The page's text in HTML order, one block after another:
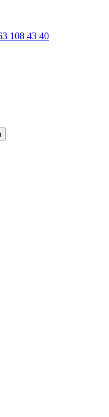
108 43 40